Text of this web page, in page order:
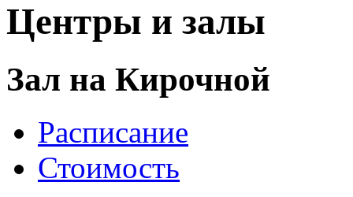
Центры и залы
Зал на Кирочной
Расписание
Стоимость